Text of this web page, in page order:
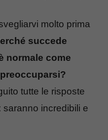
molto prima
succede
normale come
tutte le risposte
incredibili e